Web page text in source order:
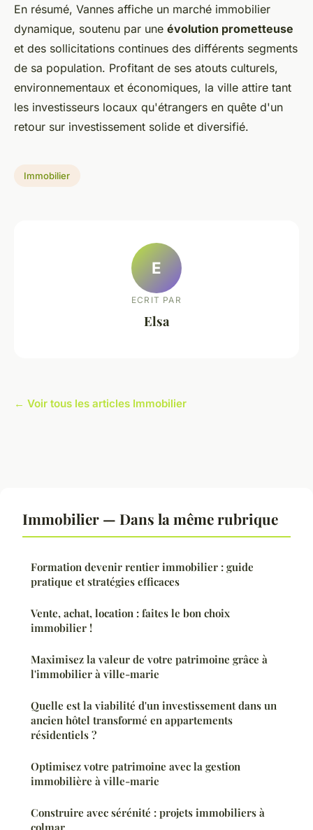
En résumé, Vannes affiche un marché immobilier
dynamique, soutenu par une évolution prometteuse
et des sollicitations continues des différents segments
de sa population. Profitant de ses atouts culturels,
environnementaux et économiques, la ville attire tant
les investisseurs locaux qu'étrangers en quête d'un
retour sur investissement solide et diversifié.
Immobilier
E
ECRIT PAR
Elsa
← Voir tous les articles Immobilier
Immobilier — Dans la même rubrique
Formation devenir rentier immobilier : guide
pratique et stratégies efficaces
Vente, achat, location : faites le bon choix
immobilier !
Maximisez la valeur de votre patrimoine grâce à
l'immobilier à ville-marie
Quelle est la viabilité d'un investissement dans un
ancien hôtel transformé en appartements
résidentiels ?
Optimisez votre patrimoine avec la gestion
immobilière à ville-marie
Construire avec sérénité : projets immobiliers à